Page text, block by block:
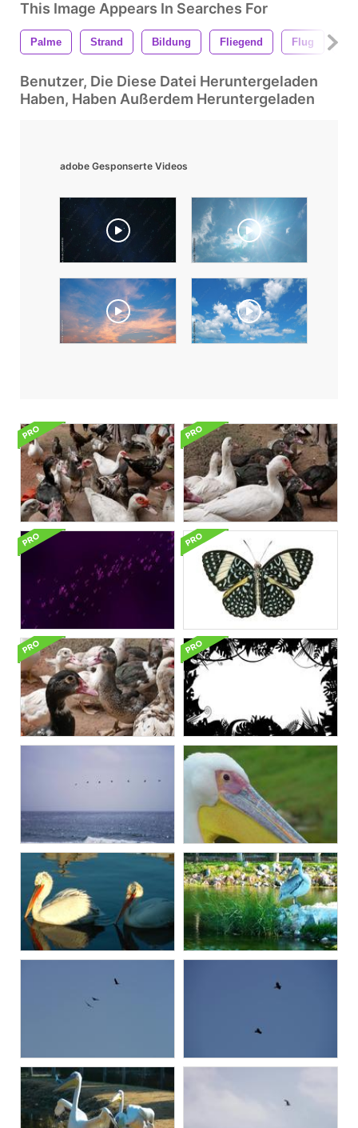
This Image Appears In Searches For
Palme Strand Bildung Fliegend Flug
Benutzer, Die Diese Datei Heruntergeladen
Haben, Haben Außerdem Heruntergeladen
adobe Gesponserte Videos